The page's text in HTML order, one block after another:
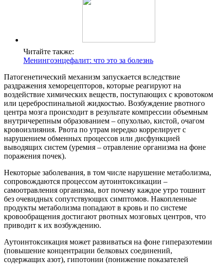
Читайте также:
Менингоэнцефалит: что это за болезнь
Патогенетический механизм запускается вследствие
раздражения хеморецепторов, которые реагируют на
воздействие химических веществ, поступающих с кровотоком
или цереброспинальной жидкостью. Возбуждение рвотного
центра мозга происходит в результате компрессии объемным
внутричерепным образованием – опухолью, кистой, очагом
кровоизлияния. Рвота по утрам нередко коррелирует с
нарушением обменных процессов или дисфункцией
выводящих систем (уремия – отравление организма на фоне
поражения почек).
Некоторые заболевания, в том числе нарушение метаболизма,
сопровождаются процессом аутоинтоксикации –
самоотравления организма, вот почему каждое утро тошнит
без очевидных сопутствующих симптомов. Накопленные
продукты метаболизма попадают в кровь и по системе
кровообращения достигают рвотных мозговых центров, что
приводит к их возбуждению.
Аутоинтоксикация может развиваться на фоне гиперазотемии
(повышение концентрации белковых соединений,
содержащих азот), гипотонии (понижение показателей